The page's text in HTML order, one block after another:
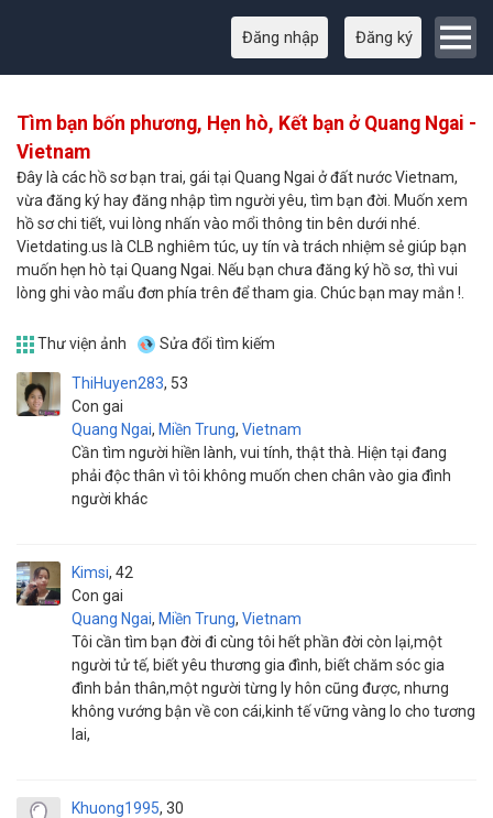
Đăng nhập Đăng ký
Tìm bạn bốn phương, Hẹn hò, Kết bạn ở Quang Ngai -
Vietnam
Đây là các hồ sơ bạn trai, gái tại Quang Ngai ở đất nước Vietnam,
vừa đăng ký hay đăng nhập tìm người yêu, tìm bạn đời. Muốn xem
hồ sơ chi tiết, vui lòng nhấn vào mổi thông tin bên dưới nhé.
Vietdating.us là CLB nghiêm túc, uy tín và trách nhiệm sẻ giúp bạn
muốn hẹn hò tại Quang Ngai. Nếu bạn chưa đăng ký hồ sơ, thì vui
lòng ghi vào mẩu đơn phía trên để tham gia. Chúc bạn may mắn !.
Thư viện ảnh Sửa đổi tìm kiếm
ThiHuyen283
Con gai
53
Quang Ngai, Miền Trung, Vietnam
Cần tìm người hiền lành, vui tính, thật thà. Hiện tại đang
phải độc thân vì tôi không muốn chen chân vào gia đình
người khác
Kimsi
Con gai
42
Quang Ngai, Miền Trung, Vietnam
Tôi cần tìm bạn đời đi cùng tôi hết phần đời còn lại,một
người tử tế, biết yêu thương gia đình, biết chăm sóc gia
đình bản thân,một người từng ly hôn cũng được, nhưng
không vướng bận về con cái,kinh tế vững vàng lo cho tương
lai,
Khuong1995 30